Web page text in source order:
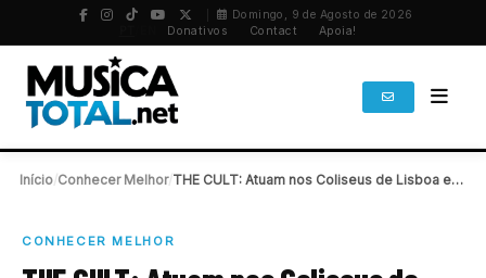
Domingo, 9 de Agosto de 2026
Donativos Contact Apoia!
Início Conhecer Melhor/ THE CULT: Atuam nos Coliseus de Lisboa e…
CONHECER MELHOR